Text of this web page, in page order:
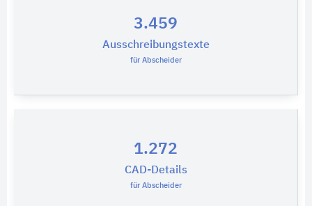
3.459
Ausschreibungstexte
für Abscheider
1.272
CAD-Details
für Abscheider